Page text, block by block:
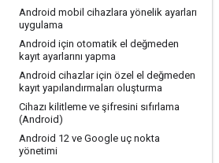
Android mobil cihazlara yönelik ayarları
uygulama
Android için otomatik el değmeden
kayıt ayarlarını yapma
Android cihazlar için özel el değmeden
kayıt yapılandırmaları oluşturma
Cihazı kilitleme ve şifresini sıfırlama
(Android)
Android 12 ve Google uç nokta
yönetimi